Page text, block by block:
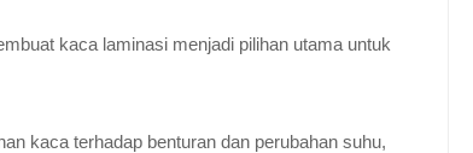
kaca laminasi menjadi pilihan utama untuk
kaca terhadap benturan dan perubahan suhu,